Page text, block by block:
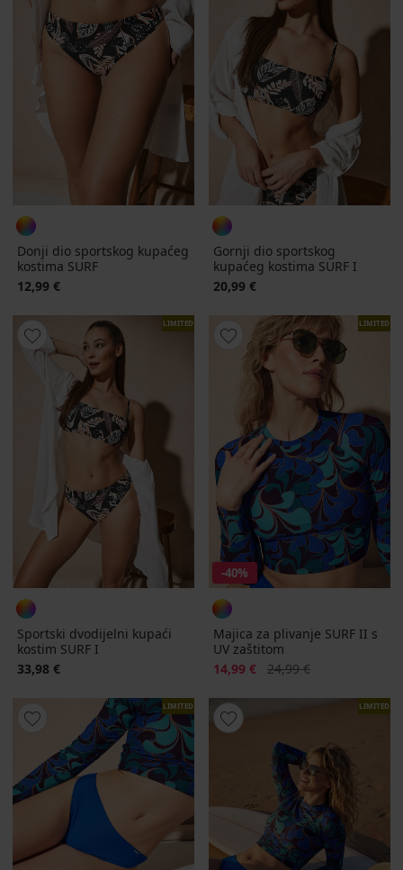
Donji dio sportskog kupaćeg
kostima SURF
12,99 €
Gornji dio sportskog
kupaćeg kostima SURF I
20,99 €
LIMITED
Sportski dvodijelni kupaći
kostim SURF I
33,98 €
LIMITED
-40%
Majica za plivanje SURF II s
UV zaštitom
Popust
14,99 € Prvobitna cijena
24,99 €
LIMITED LIMITED